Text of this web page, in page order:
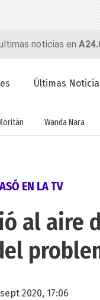
noticias en
Últimas
Wanda Nara
EN LA TV
al aire
2020, 17:06